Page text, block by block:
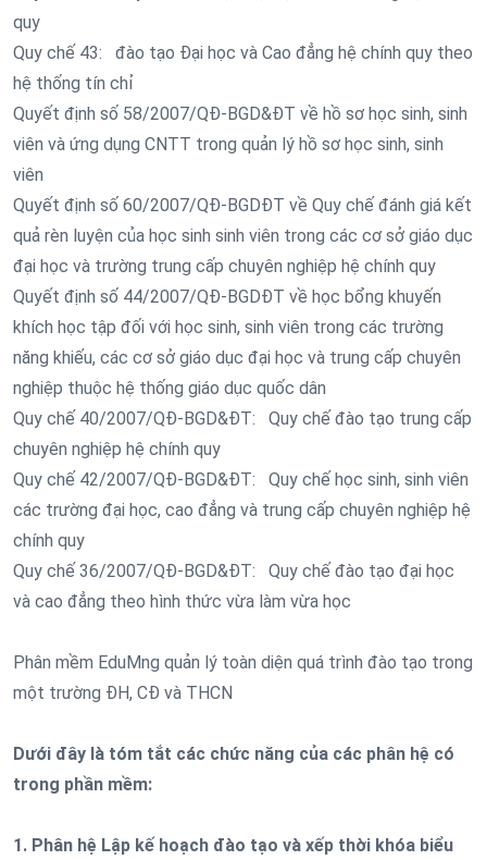
quy
Quy chế 43: đào tạo Đại học và Cao đẳng hệ chính quy theo
hệ thống tín chỉ
Quyết định số 58/2007/QĐ-BGD&ĐT về hồ sơ học sinh, sinh
viên và ứng dụng CNTT trong quản lý hồ sơ học sinh, sinh
viên
Quyết định số 60/2007/QĐ-BGDĐT về Quy chế đánh giá kết
quả rèn luyện của học sinh sinh viên trong các cơ sở giáo dục
đại học và trường trung cấp chuyên nghiệp hệ chính quy
Quyết định số 44/2007/QĐ-BGDĐT về học bổng khuyến
khích học tập đối với học sinh, sinh viên trong các trường
năng khiếu, các cơ sở giáo dục đại học và trung cấp chuyên
nghiệp thuộc hệ thống giáo dục quốc dân
Quy chế 40/2007/QĐ-BGD&ĐT: Quy chế đào tạo trung cấp
chuyên nghiệp hệ chính quy
Quy chế 42/2007/QĐ-BGD&ĐT: Quy chế học sinh, sinh viên
các trường đại học, cao đẳng và trung cấp chuyên nghiệp hệ
chính quy
Quy chế 36/2007/QĐ-BGD&ĐT: Quy chế đào tạo đại học
và cao đẳng theo hình thức vừa làm vừa học
Phân mềm EduMng quản lý toàn diện quá trình đào tạo trong
một trường ĐH, CĐ và THCN
Dưới đây là tóm tắt các chức năng của các phân hệ có
trong phần mềm:
1. Phân hệ Lập kế hoạch đào tạo và xếp thời khóa biểu